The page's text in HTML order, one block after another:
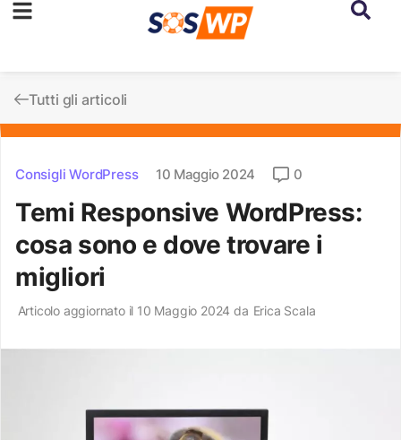
Tutti gli articoli
Consigli WordPress 10 Maggio 2024 0
Temi Responsive WordPress:
cosa sono e dove trovare i
migliori
Articolo aggiornato il 10 Maggio 2024 da Erica Scala